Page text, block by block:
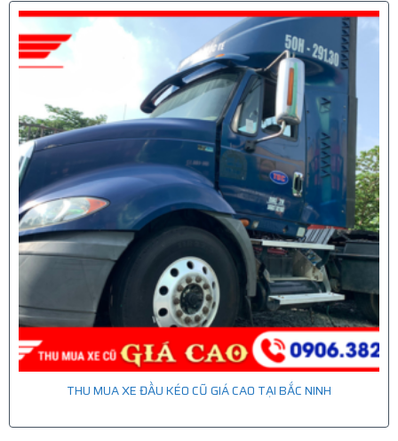
THU MUA XE ĐẦU KÉO CŨ GIÁ CAO TẠI BẮC NINH